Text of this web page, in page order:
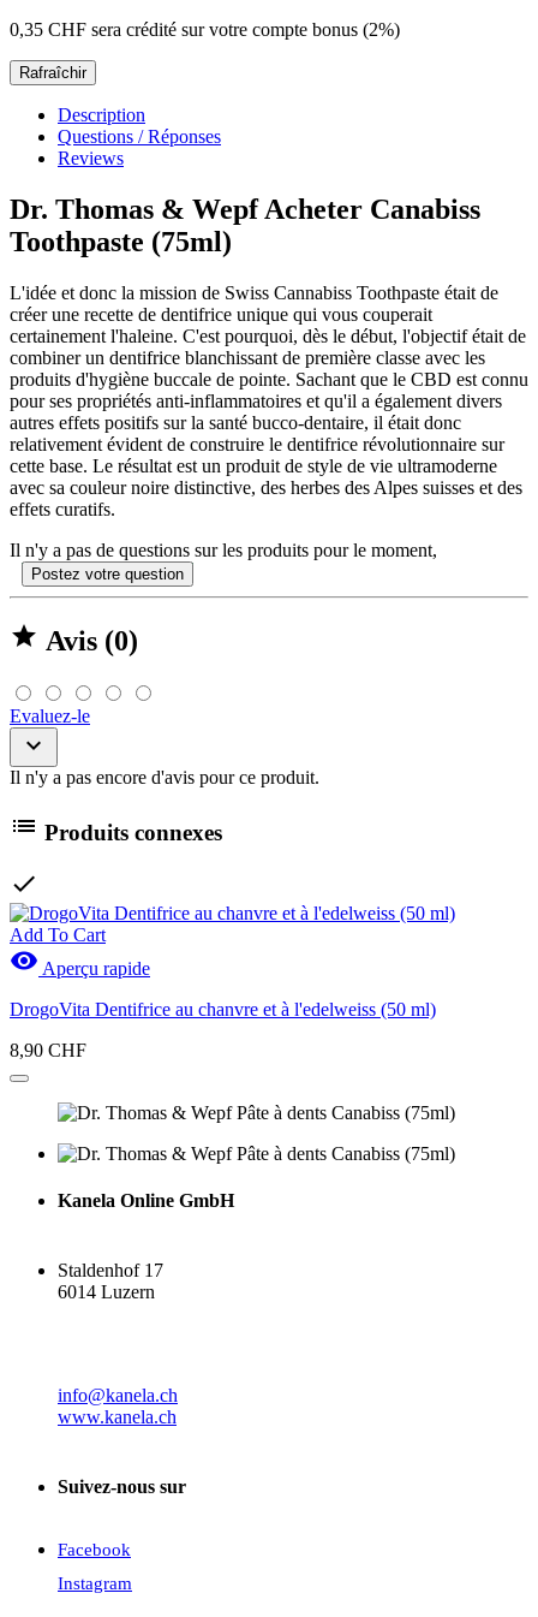
0,35 CHF sera crédité sur votre compte bonus (2%)
Description
Questions / Réponses
Reviews
Dr. Thomas & Wepf Acheter Canabiss
Toothpaste (75ml)
L'idée et donc la mission de Swiss Cannabiss Toothpaste était de
créer une recette de dentifrice unique qui vous couperait
certainement l'haleine. C'est pourquoi, dès le début, l'objectif était de
combiner un dentifrice blanchissant de première classe avec les
produits d'hygiène buccale de pointe. Sachant que le CBD est connu
pour ses propriétés anti-inflammatoires et qu'il a également divers
autres effets positifs sur la santé bucco-dentaire, il était donc
relativement évident de construire le dentifrice révolutionnaire sur
cette base. Le résultat est un produit de style de vie ultramoderne
avec sa couleur noire distinctive, des herbes des Alpes suisses et des
effets curatifs.
Il n'y a pas de questions sur les produits pour le moment,
Postez votre question
 Avis (0)
Evaluez-le

Il n'y a pas encore d'avis pour ce produit.
 Produits connexes

Add To Cart
 Aperçu rapide
DrogoVita Dentifrice au chanvre et à l'edelweiss (50 ml)
8,90 CHF
Kanela Online GmbH
Staldenhof 17
6014 Luzern
info@kanela.ch
www.kanela.ch
Suivez-nous sur
Facebook
Instagram